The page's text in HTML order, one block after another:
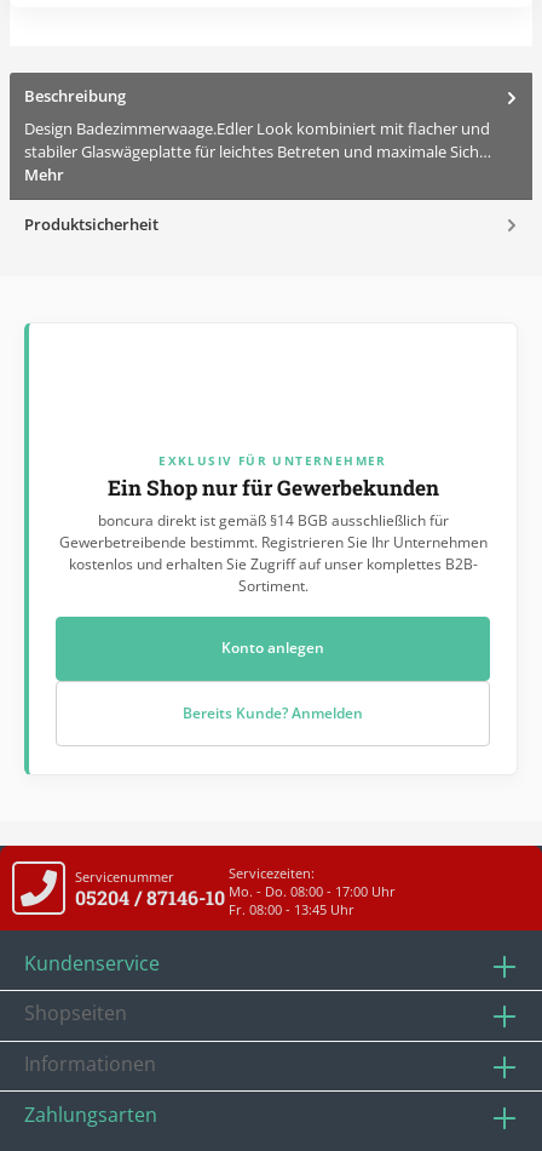
Beschreibung
Design Badezimmerwaage.Edler Look kombiniert mit flacher und
stabiler Glaswägeplatte für leichtes Betreten und maximale Sich…
Mehr
Produktsicherheit
EXKLUSIV FÜR UNTERNEHMER
Ein Shop nur für Gewerbekunden
boncura direkt ist gemäß §14 BGB ausschließlich für
Gewerbetreibende bestimmt. Registrieren Sie Ihr Unternehmen
kostenlos und erhalten Sie Zugriff auf unser komplettes B2B-
Sortiment.
Konto anlegen
Bereits Kunde? Anmelden
Servicenummer
05204 / 87146-10
Servicezeiten:
Mo. - Do. 08:00 - 17:00 Uhr
Fr. 08:00 - 13:45 Uhr
Kundenservice
Shopseiten
Informationen
Zahlungsarten